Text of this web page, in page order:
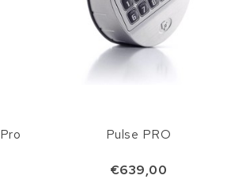
Pulse PRO
€639,00